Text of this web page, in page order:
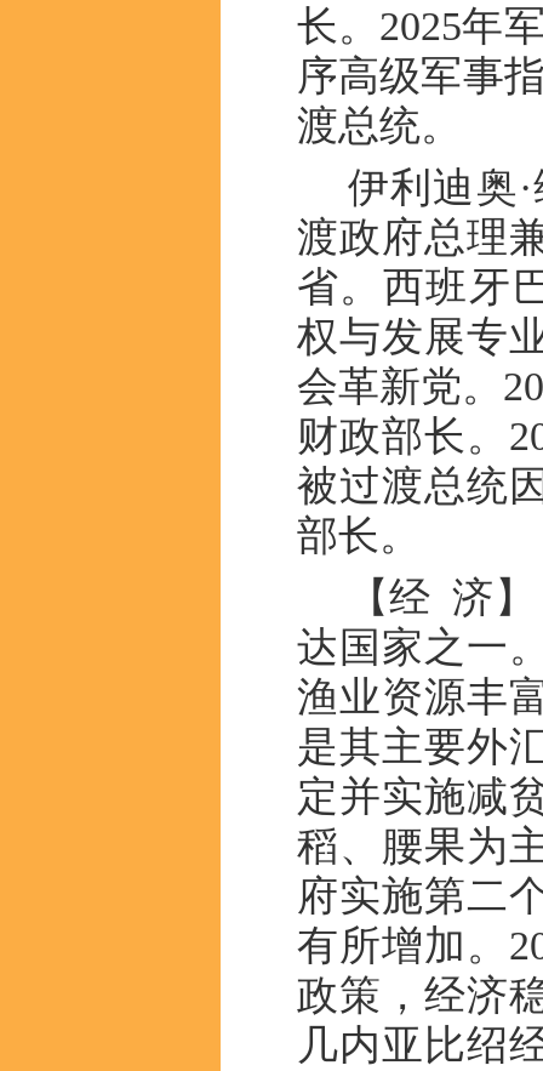
长。2025年
序高级军事
渡总统。
伊利迪奥
渡政府总理
省。西班牙
权与发展专
会革新党。
财政部长。
被过渡总统
部长。
【经 济
达国家之一
渔业资源丰
是其主要外
定并实施减
稻、腰果为
府实施第二
有所增加。
政策，经济
几内亚比绍